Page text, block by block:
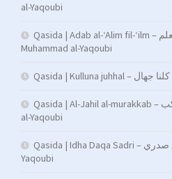
al-Yaqoubi
Qasida | Adab al-‘Alim fil-‘ilm – آداب العالم في العلم | Sh.
Muhammad al-Yaqoubi
Qasida | Al-Jahil al-murakkab – الجاهل المركب | Sh. Muhammad
al-Yaqoubi
Qasida | Idha Daqa Sadri – إذا ضاق صدري | Sh. Muhammad al-
Yaqoubi